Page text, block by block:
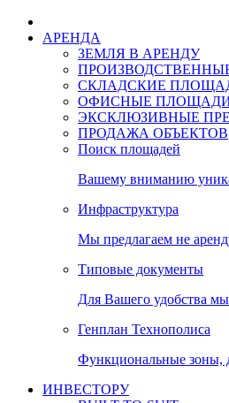
АРЕНДА
ЗЕМЛЯ В АРЕНДУ
СКЛАДСКИЕ
ОФИСНЫЕ
ЭКСКЛЮЗИВНЫЕ
ПРОДАЖА ОБЪЕКТОВ
Поиск площадей
Вашему вниманию
Инфраструктура
Мы предлагаем не
Типовые документы
Для Вашего удобства
Генплан Технополиса
Функциональные зоны,
ИНВЕСТОРУ